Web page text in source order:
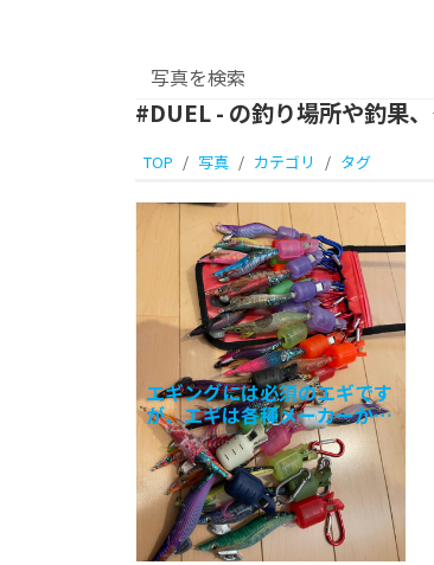
#DUEL - の釣り場所や釣果
TOP 写真 カテゴリ タグ
エギングには必須のエギです
が、エギは各種メーカーから
色々なアクションをするもの
が販売されていて、さらにそ
れぞれにカラーがあり多種多
様です。カラーも布とテープ
でそ